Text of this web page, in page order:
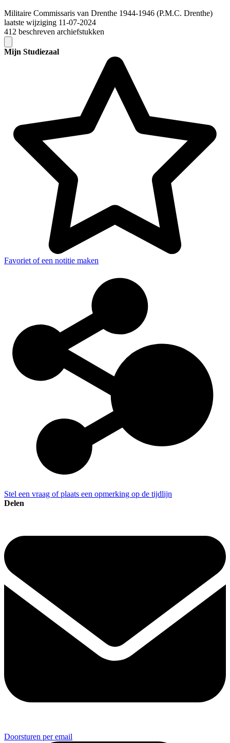
Militaire Commissaris van Drenthe 1944-1946 (P.M.C. Drenthe)
laatste wijziging 11-07-2024
412 beschreven archiefstukken
Mijn Studiezaal
Favoriet of een notitie maken
Stel een vraag of plaats een opmerking op de tijdlijn
Delen
Doorsturen per email